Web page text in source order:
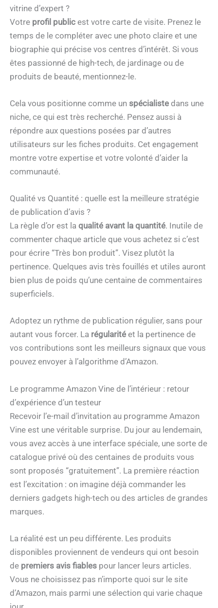
vitrine d’expert ?
Votre profil public est votre carte de visite. Prenez le
temps de le compléter avec une photo claire et une
biographie qui précise vos centres d’intérêt. Si vous
êtes passionné de high-tech, de jardinage ou de
produits de beauté, mentionnez-le.
Cela vous positionne comme un spécialiste dans une
niche, ce qui est très recherché. Pensez aussi à
répondre aux questions posées par d’autres
utilisateurs sur les fiches produits. Cet engagement
montre votre expertise et votre volonté d’aider la
communauté.
Qualité vs Quantité : quelle est la meilleure stratégie
de publication d’avis ?
La règle d’or est la qualité avant la quantité. Inutile de
commenter chaque article que vous achetez si c’est
pour écrire “Très bon produit”. Visez plutôt la
pertinence. Quelques avis très fouillés et utiles auront
bien plus de poids qu’une centaine de commentaires
superficiels.
Adoptez un rythme de publication régulier, sans pour
autant vous forcer. La régularité et la pertinence de
vos contributions sont les meilleurs signaux que vous
pouvez envoyer à l’algorithme d’Amazon.
Le programme Amazon Vine de l’intérieur : retour
d’expérience d’un testeur
Recevoir l’e-mail d’invitation au programme Amazon
Vine est une véritable surprise. Du jour au lendemain,
vous avez accès à une interface spéciale, une sorte de
catalogue privé où des centaines de produits vous
sont proposés “gratuitement”. La première réaction
est l’excitation : on imagine déjà commander les
derniers gadgets high-tech ou des articles de grandes
marques.
La réalité est un peu différente. Les produits
disponibles proviennent de vendeurs qui ont besoin
de premiers avis fiables pour lancer leurs articles.
Vous ne choisissez pas n’importe quoi sur le site
d’Amazon, mais parmi une sélection qui varie chaque